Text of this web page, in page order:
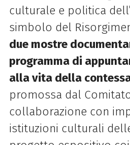
culturale e politica
simbolo del
due mostre
programma di
alla vita della
promossa dal
collaborazione con
istituzioni culturali